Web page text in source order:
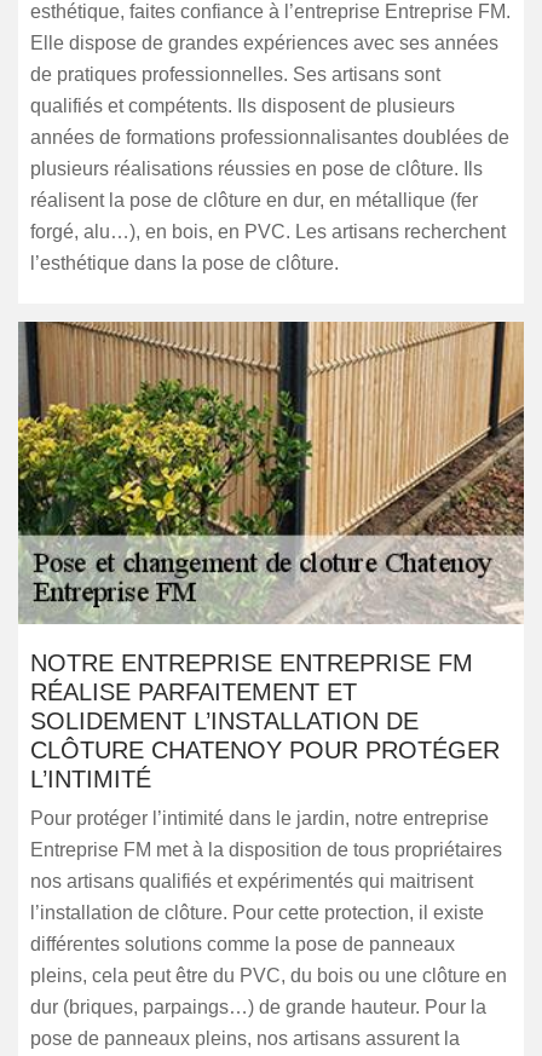
esthétique, faites confiance à l’entreprise Entreprise FM.
Elle dispose de grandes expériences avec ses années
de pratiques professionnelles. Ses artisans sont
qualifiés et compétents. Ils disposent de plusieurs
années de formations professionnalisantes doublées de
plusieurs réalisations réussies en pose de clôture. Ils
réalisent la pose de clôture en dur, en métallique (fer
forgé, alu…), en bois, en PVC. Les artisans recherchent
l’esthétique dans la pose de clôture.
NOTRE ENTREPRISE ENTREPRISE FM
RÉALISE PARFAITEMENT ET
SOLIDEMENT L’INSTALLATION DE
CLÔTURE CHATENOY POUR PROTÉGER
L’INTIMITÉ
Pour protéger l’intimité dans le jardin, notre entreprise
Entreprise FM met à la disposition de tous propriétaires
nos artisans qualifiés et expérimentés qui maitrisent
l’installation de clôture. Pour cette protection, il existe
différentes solutions comme la pose de panneaux
pleins, cela peut être du PVC, du bois ou une clôture en
dur (briques, parpaings…) de grande hauteur. Pour la
pose de panneaux pleins, nos artisans assurent la